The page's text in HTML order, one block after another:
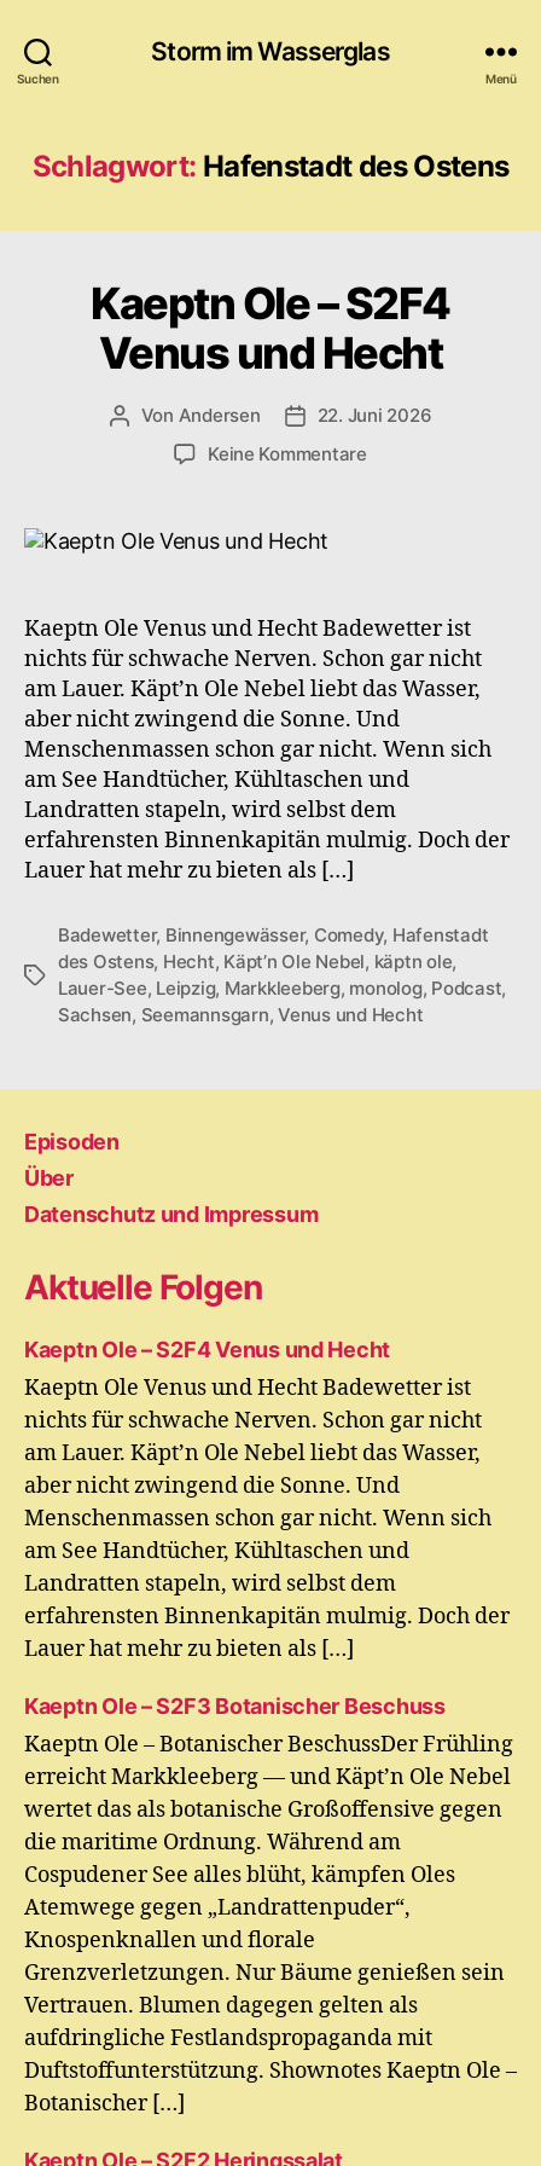
Suchen
Storm im Wasserglas
Menü
Schlagwort: Hafenstadt des Ostens
Kaeptn Ole – S2F4
Venus und Hecht
Beitragsautor
Von Andersen Veröffentlichungsdatum
22. Juni 2026
Keine Kommentarezu
Hecht
Kaeptn Ole Venus und Hecht Badewetter ist
nichts für schwache Nerven. Schon gar nicht
am Lauer. Käpt’n Ole Nebel liebt das Wasser,
aber nicht zwingend die Sonne. Und
Menschenmassen schon gar nicht. Wenn sich
am See Handtücher, Kühltaschen und
Landratten stapeln, wird selbst dem
erfahrensten Binnenkapitän mulmig. Doch der
Lauer hat mehr zu bieten als […]
Schlagwörter
Badewetter, Binnengewässer, Comedy, Hafenstadt
des Ostens, Hecht, Käpt’n Ole Nebel, käptn ole,
Lauer-See, Leipzig, Markkleeberg, monolog, Podcast,
Sachsen, Seemannsgarn,Venus und Hecht
Episoden
Über
Datenschutz und Impressum
Aktuelle Folgen
Kaeptn Ole – S2F4 Venus und Hecht
Kaeptn Ole Venus und Hecht Badewetter ist
nichts für schwache Nerven. Schon gar nicht
am Lauer. Käpt’n Ole Nebel liebt das Wasser,
aber nicht zwingend die Sonne. Und
Menschenmassen schon gar nicht. Wenn sich
am See Handtücher, Kühltaschen und
Landratten stapeln, wird selbst dem
erfahrensten Binnenkapitän mulmig. Doch der
Lauer hat mehr zu bieten als […]
Kaeptn Ole – S2F3 Botanischer Beschuss
Kaeptn Ole – Botanischer BeschussDer Frühling
erreicht Markkleeberg — und Käpt’n Ole Nebel
wertet das als botanische Großoffensive gegen
die maritime Ordnung. Während am
Cospudener See alles blüht, kämpfen Oles
Atemwege gegen „Landrattenpuder“,
Knospenknallen und florale
Grenzverletzungen. Nur Bäume genießen sein
Vertrauen. Blumen dagegen gelten als
aufdringliche Festlandspropaganda mit
Duftstoffunterstützung. Shownotes Kaeptn Ole –
Botanischer […]
Kaeptn Ole – S2F2 Heringssalat